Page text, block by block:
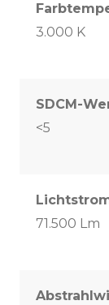
3.000 K
SDCM-
<5
71.500 Lm